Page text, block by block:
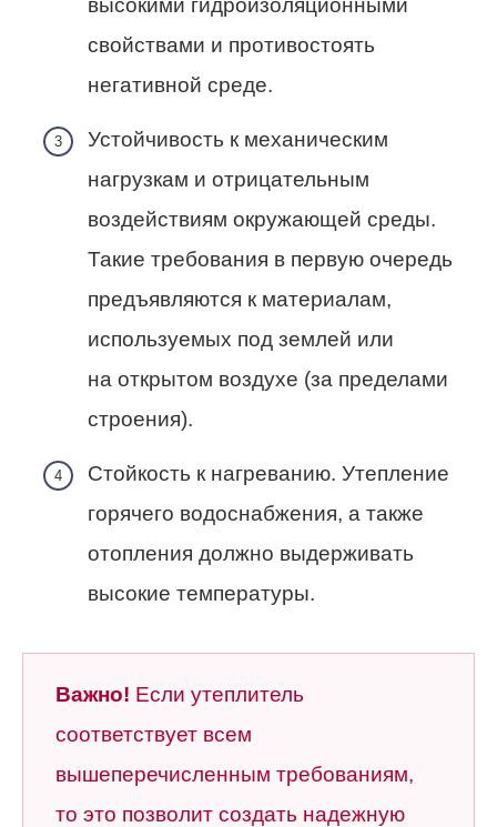
высокими гидроизоляционными
свойствами и противостоять
негативной среде.
Устойчивость к механическим
нагрузкам и отрицательным
воздействиям окружающей среды.
Такие требования в первую очередь
предъявляются к материалам,
используемых под землей или
на открытом воздухе (за пределами
строения).
Стойкость к нагреванию. Утепление
горячего водоснабжения, а также
отопления должно выдерживать
высокие температуры.
Важно! Если утеплитель
соответствует всем
вышеперечисленным требованиям,
то это позволит создать надежную